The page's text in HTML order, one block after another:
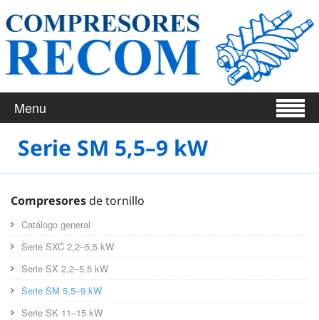
Menu
Serie SM 5,5–9 kW
Compresores de tornillo
Catálogo general
Serie SXC 2,2–5,5 kW
Serie SX 2,2–5,5 kW
Serie SM 5,5–9 kW
Serie SK 11–15 kW